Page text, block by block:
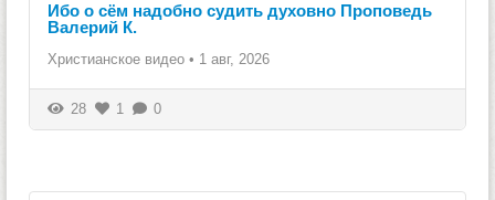
Ибо о сём надобно судить духовно Проповедь
Валерий К.
Христианское видео • 1 авг, 2026
28 1 0